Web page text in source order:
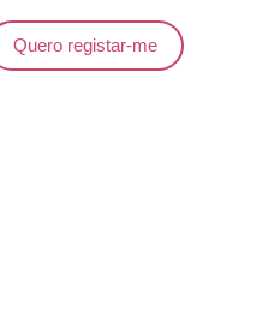
Quero registar-me